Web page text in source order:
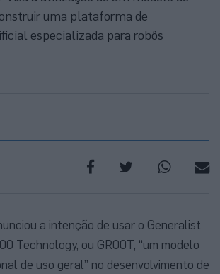
uma plataforma de
especializada para robôs
a intenção de usar o Generalist
Technology, ou GR00T, “um modelo
de uso geral” no desenvolvimento de